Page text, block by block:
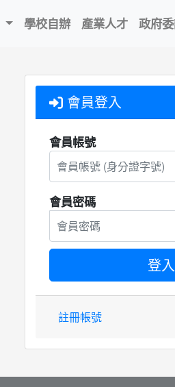
學校自辦 產業人才 政府
會員登入
會員帳號
會員密碼
註冊帳號